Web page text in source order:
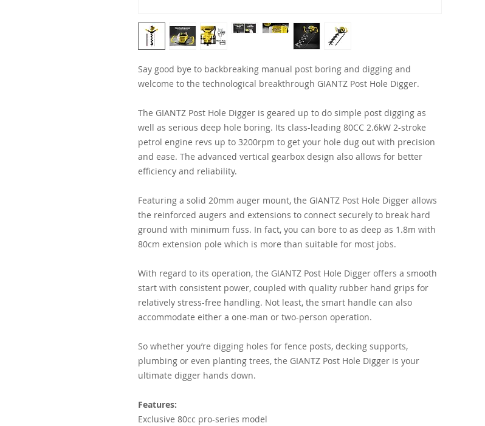
Say good bye to backbreaking manual post boring and digging and
welcome to the technological breakthrough GIANTZ Post Hole Digger.
The GIANTZ Post Hole Digger is geared up to do simple post digging as
well as serious deep hole boring. Its class-leading 80CC 2.6kW 2-stroke
petrol engine revs up to 3200rpm to get your hole dug out with precision
and ease. The advanced vertical gearbox design also allows for better
efficiency and reliability.
Featuring a solid 20mm auger mount, the GIANTZ Post Hole Digger allows
the reinforced augers and extensions to connect securely to break hard
ground with minimum fuss. In fact, you can bore to as deep as 1.8m with
80cm extension pole which is more than suitable for most jobs.
With regard to its operation, the GIANTZ Post Hole Digger offers a smooth
start with consistent power, coupled with quality rubber hand grips for
relatively stress-free handling. Not least, the smart handle can also
accommodate either a one-man or two-person operation.
So whether you’re digging holes for fence posts, decking supports,
plumbing or even planting trees, the GIANTZ Post Hole Digger is your
ultimate digger hands down.
Features:
Exclusive 80cc pro-series model